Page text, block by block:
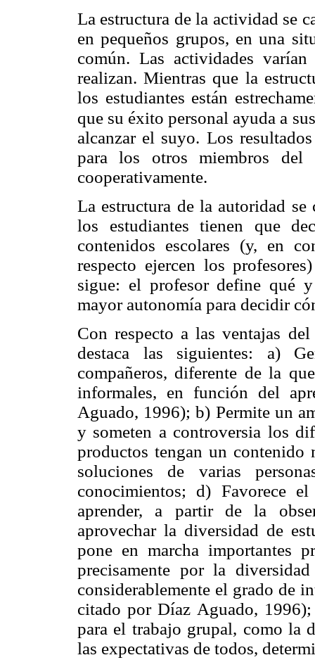
La estructura de la actividad se
en pequeños grupos, en una
común. Las actividades
realizan. Mientras que la
los estudiantes están
que su éxito personal ayuda a
alcanzar el suyo. Los
para los otros miembros del
cooperativamente.
La estructura de la autoridad
los estudiantes tienen que
contenidos escolares (y, en
respecto ejercen los
sigue: el profesor define qué
mayor autonomía para decidir
Con respecto a las ventajas
destaca las siguientes: a)
compañeros, diferente de la
informales, en función del
Aguado, 1996); b) Permite un
y someten a controversia los
productos tengan un contenido
soluciones de varias
conocimientos; d) Favorece
aprender, a partir de la
aprovechar la diversidad de
pone en marcha importantes
precisamente por la
considerablemente el grado de
citado por Díaz Aguado,
para el trabajo grupal, como la
las expectativas de todos,